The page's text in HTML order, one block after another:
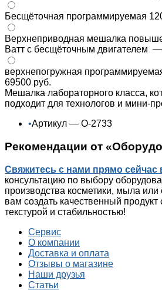
Бесщёточная программируемая
Верхнеприводная мешалка
Ватт с бесщёточным двигателем —
верхнепогружная
69500 руб.
Мешалка лабораторного класса,
подходит для технологов и мини-
•Артикул — О-2733
Рекомендации от
Свяжитесь с нами прямо сейчас
консультацию по выбору
производства косметики, мыла
вам создать качественный продукт
текстурой и стабильностью!
Сервис
О компании
Доставка и оплата
Отзывы о магазине
Наши друзья
Статьи